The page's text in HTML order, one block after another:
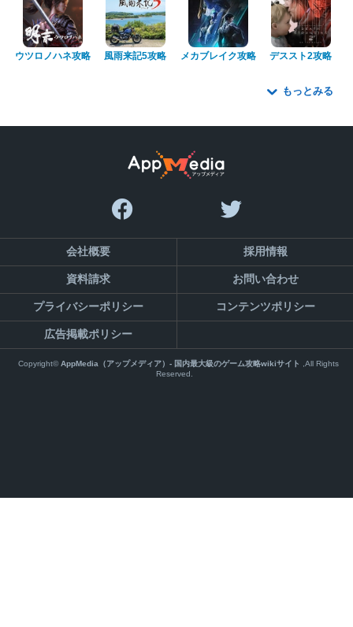
ウツロノハネ攻略 風雨来記5攻略 メカブレイク攻略 デススト2攻略
もっとみる
会社概要 採用情報
資料請求 お問い合わせ
プライバシーポリシー コンテンツポリシー
広告掲載ポリシー
Copyright©AppMedia（アップメディア）- 国内最大級のゲーム攻略wikiサイト
,All Rights
Reserved.